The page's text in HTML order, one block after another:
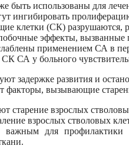
быть использованы для
ингибировать
клетки (СК) разрушаются,
эффекты, вызванные
применением СА в
СА у больного
задержке развития и
факторы, вызывающие
старение взрослых
взрослых стволовых
важным для профилактики